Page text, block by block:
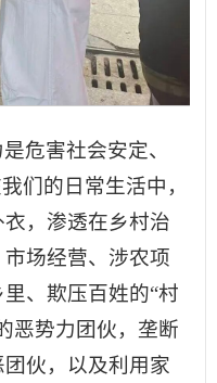
危害社会安定、
们的日常生活中，
，渗透在乡村治
场经营、涉农项
、欺压百姓的“村
恶势力团伙，垄断
伙，以及利用家